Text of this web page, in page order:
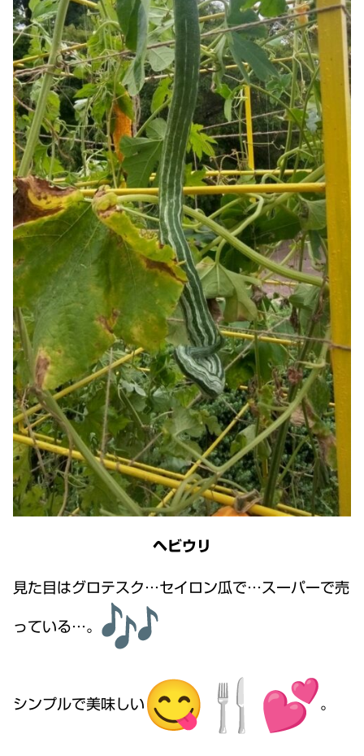
ヘビウリ
見た目はグロテスク…セイロン瓜で…スーパーで売
っている…。
シンプルで美味しい 。